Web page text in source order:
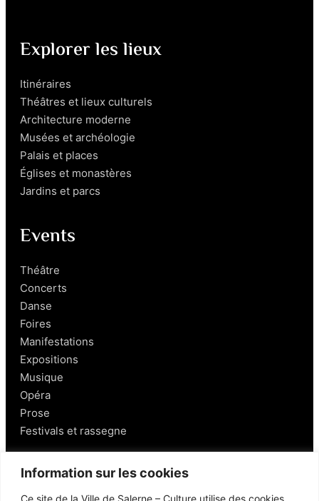
Information sur les cookies
Ce site de la Ville de Salerne – Culture utilise des cookies
Explorer les lieux
Itinéraires
Théâtres et lieux culturels
Architecture moderne
Musées et archéologie
Palais et places
Églises et monastères
Jardins et parcs
Events
Théâtre
Concerts
Danse
Foires
Manifestations
Expositions
Musique
Opéra
Prose
Festivals et rassegne
Salerno